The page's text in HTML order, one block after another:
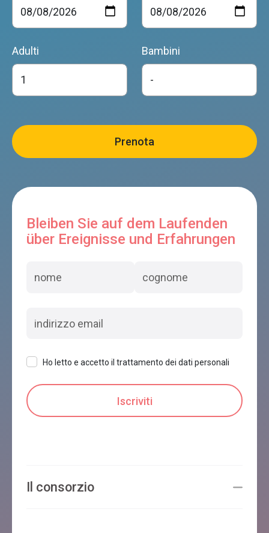
Adulti Bambini
Bleiben Sie auf dem Laufenden
über Ereignisse und Erfahrungen
Ho letto e accetto il trattamento dei dati personali
Il consorzio